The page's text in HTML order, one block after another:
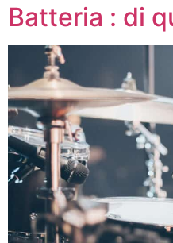
Batteria : di